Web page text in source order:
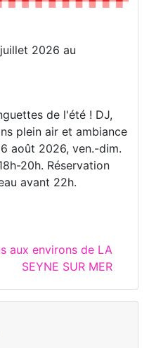
2026 au
de l'été ! DJ,
plein air et ambiance
août 2026, ven.-dim.
20h. Réservation
avant 22h.
aux environs de LA
SEYNE SUR MER